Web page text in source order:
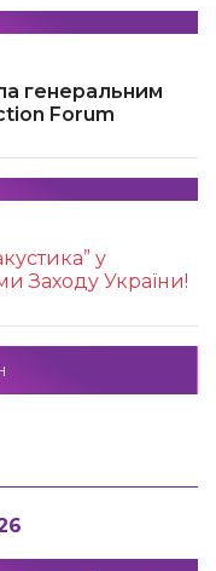
генеральним
Forum
у
Заходу України!